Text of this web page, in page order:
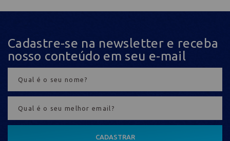
Cadastre-se na newsletter e receba
nosso conteúdo em seu e-mail
CADASTRAR